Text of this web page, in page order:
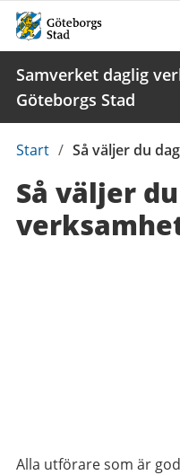
Samverket daglig
Göteborgs Stad
Du
här:
Start / Så väljer du
Så väljer
Alla utförare som är